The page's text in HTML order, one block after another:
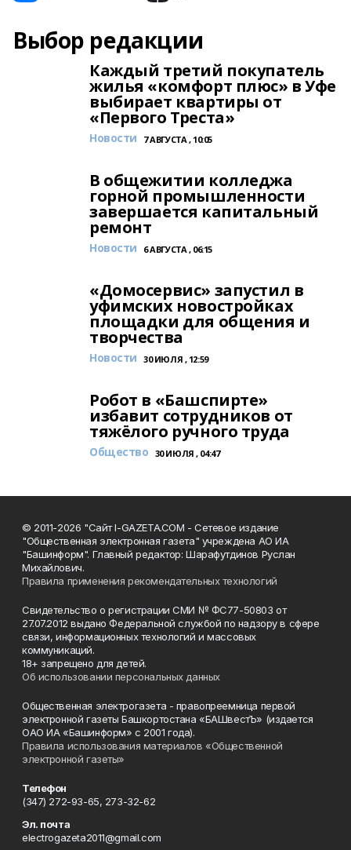
Выбор редакции
Каждый третий покупатель
жилья «комфорт плюс» в Уфе
выбирает квартиры от
«Первого Треста»
Новости 7 АВГУСТА , 10:05
В общежитии колледжа
горной промышленности
завершается капитальный
ремонт
Новости 6 АВГУСТА , 06:15
«Домосервис» запустил в
уфимских новостройках
площадки для общения и
творчества
Новости 30 ИЮЛЯ , 12:59
Робот в «Башспирте»
избавит сотрудников от
тяжёлого ручного труда
Общество 30 ИЮЛЯ , 04:47
© 2011-2026 "Сайт I-GAZETA.COM - Сетевое издание
"Общественная электронная газета" учреждена АО ИА
"Башинформ". Главный редактор: Шарафутдинов Руслан
Михайлович.
Правила применения рекомендательных технологий
Свидетельство о регистрации СМИ № ФС77-50803 от
27.07.2012 выдано Федеральной службой по надзору в сфере
связи, информационных технологий и массовых
коммуникаций.
18+ запрещено для детей.
Об использовании персональных данных
Общественная электрогазета - правопреемница первой
электронной газеты Башкортостана «БАШвестЪ» (издается
ОАО ИА «Башинформ» с 2001 года).
Правила использования материалов «Общественной
электронной газеты»
Телефон
(347) 272-93-65, 273-32-62
Эл. почта
electrogazeta2011@gmail.com